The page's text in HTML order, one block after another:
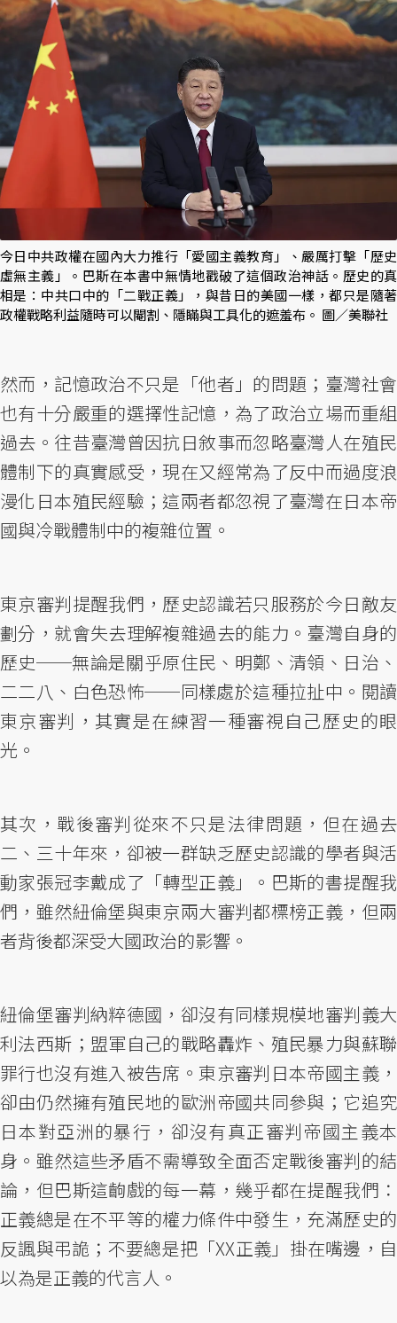
今日中共政權在國內大力推行「愛國主義教育」、嚴厲打擊「歷史
虛無主義」。巴斯在本書中無情地戳破了這個政治神話。歷史的真
相是：中共口中的「二戰正義」，與昔日的美國一樣，都只是隨著
政權戰略利益隨時可以閹割、隱瞞與工具化的遮羞布。 圖／美聯社
然而，記憶政治不只是「他者」的問題；臺灣社會
也有十分嚴重的選擇性記憶，為了政治立場而重組
過去。往昔臺灣曾因抗日敘事而忽略臺灣人在殖民
體制下的真實感受，現在又經常為了反中而過度浪
漫化日本殖民經驗；這兩者都忽視了臺灣在日本帝
國與冷戰體制中的複雜位置。
東京審判提醒我們，歷史認識若只服務於今日敵友
劃分，就會失去理解複雜過去的能力。臺灣自身的
歷史──無論是關乎原住民、明鄭、清領、日治、
二二八、白色恐怖──同樣處於這種拉扯中。閱讀
東京審判，其實是在練習一種審視自己歷史的眼
光。
其次，戰後審判從來不只是法律問題，但在過去
二、三十年來，卻被一群缺乏歷史認識的學者與活
動家張冠李戴成了「轉型正義」。巴斯的書提醒我
們，雖然紐倫堡與東京兩大審判都標榜正義，但兩
者背後都深受大國政治的影響。
紐倫堡審判納粹德國，卻沒有同樣規模地審判義大
利法西斯；盟軍自己的戰略轟炸、殖民暴力與蘇聯
罪行也沒有進入被告席。東京審判日本帝國主義，
卻由仍然擁有殖民地的歐洲帝國共同參與；它追究
日本對亞洲的暴行，卻沒有真正審判帝國主義本
身。雖然這些矛盾不需導致全面否定戰後審判的結
論，但巴斯這齣戲的每一幕，幾乎都在提醒我們：
正義總是在不平等的權力條件中發生，充滿歷史的
反諷與弔詭；不要總是把「XX正義」掛在嘴邊，自
以為是正義的代言人。